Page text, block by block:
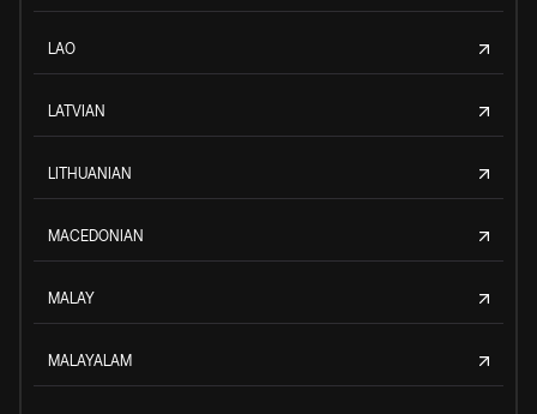
LAO
LATVIAN
LITHUANIAN
MACEDONIAN
MALAY
MALAYALAM